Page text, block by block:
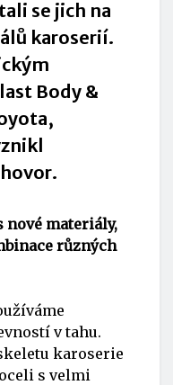
se jich na
karoserií.
Body &
nové materiály,
různých
v tahu.
karoserie
s velmi